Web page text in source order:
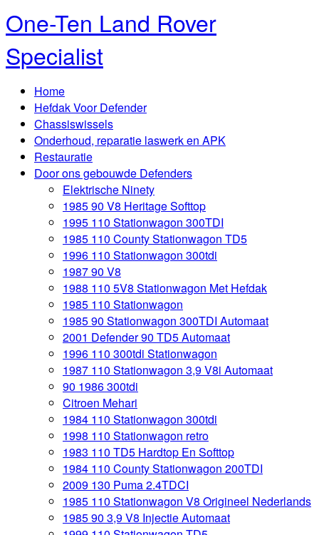
One-Ten Land Rover
Specialist
Home
Hefdak Voor Defender
Chassiswissels
Onderhoud, reparatie laswerk en APK
Restauratie
Door ons gebouwde Defenders
Elektrische Ninety
1985 90 V8 Heritage Softtop
1995 110 Stationwagon 300TDI
1985 110 County Stationwagon TD5
1996 110 Stationwagon 300tdi
1987 90 V8
1988 110 5V8 Stationwagon Met Hefdak
1985 110 Stationwagon
1985 90 Stationwagon 300TDI Automaat
2001 Defender 90 TD5 Automaat
1996 110 300tdi Stationwagon
1987 110 Stationwagon 3,9 V8i Automaat
90 1986 300tdi
Citroen Mehari
1984 110 Stationwagon 300tdi
1998 110 Stationwagon retro
1983 110 TD5 Hardtop En Softtop
1984 110 County Stationwagon 200TDI
2009 130 Puma 2.4TDCI
1985 110 Stationwagon V8 Origineel Nederlands
1985 90 3,9 V8 Injectie Automaat